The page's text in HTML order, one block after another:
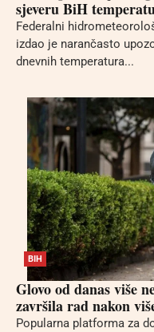
sjeveru BiH
Federalni
izdao je narančasto
dnevnih temperatura...
BIH
Glovo od danas više
završila rad nakon
Popularna platforma za